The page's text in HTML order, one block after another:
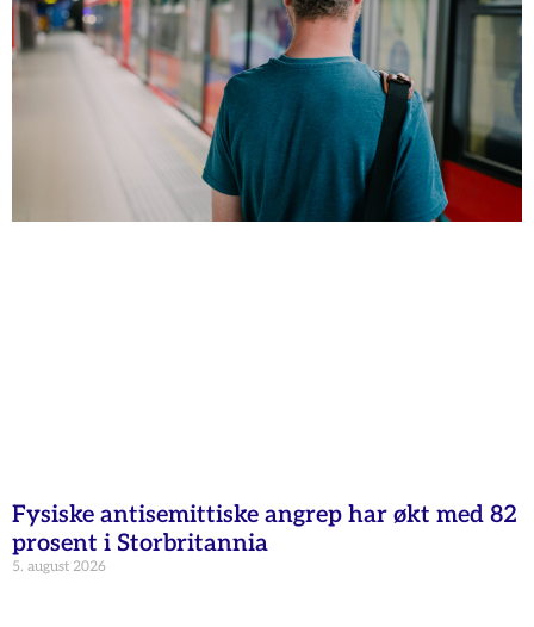
Fysiske antisemittiske angrep har økt med 82
prosent i Storbritannia
5. august 2026